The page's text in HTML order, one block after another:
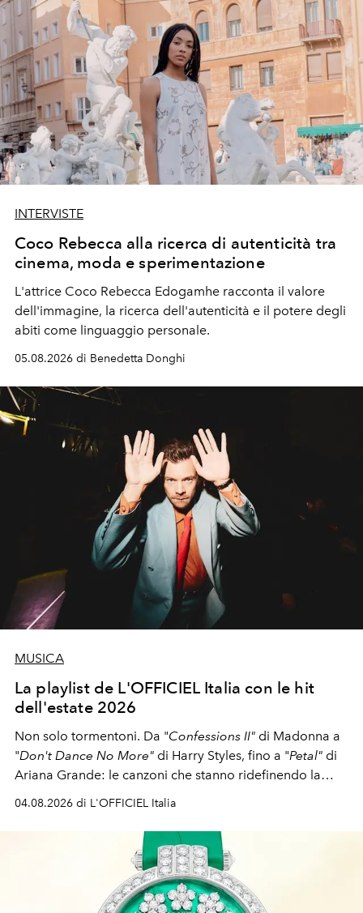
INTERVISTE
Coco Rebecca alla ricerca di autenticità tra
cinema, moda e sperimentazione
L'attrice Coco Rebecca Edogamhe racconta il valore
dell'immagine, la ricerca dell'autenticità e il potere degli
abiti come linguaggio personale.
05.08.2026 di Benedetta Donghi
MUSICA
La playlist de L'OFFICIEL Italia con le hit
dell'estate 2026
Non solo tormentoni. Da "Confessions II" di Madonna a
"Don't Dance No More" di Harry Styles, fino a "Petal" di
Ariana Grande: le canzoni che stanno ridefinendo la
04.08.2026 di L'OFFICIEL Italia